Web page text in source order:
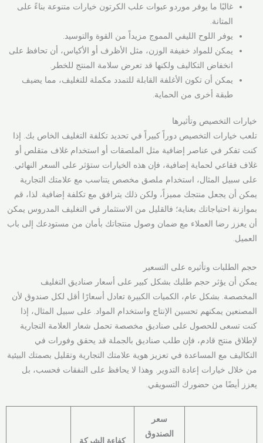
غالبًا ما يوفر موردو عبوات علب الكرتون خيارات متنوعة بناءً على
المتانة.
يوفر اللوح الليفي المموج مزيداً من القوة والتوسيد.
يمكن للمواد خفيفة الوزن، مثل الأظرف أو الأكياس، أن تحافظ على
انخفاض التكاليف ولكنها قد تعرض سلامة المنتج للخطر.
يمكن أن تكون الأغلفة القابلة للتمدد مكملة للتغليف، مما يضيف
طبقة أخرى من الحماية.
خيارات التخصيص وتأثيرها
تلعب خيارات التخصيص دوراً كبيراً في تحديد تكلفة التغليف الخاص بك. إذا
كنت تفكر في عناصر إضافية مثل الملصقات أو استخدام غلاف متقلص أو
غلاف فقاعي لحماية إضافية، فإن هذه الخيارات ستؤثر على السعر النهائي.
على سبيل المثال، استخدام ملصق مخصص يتناسب مع علامتك التجارية
يمكن أن يجعل منتجك مميزاً، ولكن ذلك يترافق مع تكلفة إضافية. لذا، قم
بموازنة احتياجاتك بعناية؛ فالقليل من الاستثمار في التغليف المدروس يمكن
أن يعزز رضا العملاء مع ضمان وصول منتجاتك بأمان من مستودعك إلى باب
العميل.
حجم الطلبات وتأثيره على التسعير
يمكن أن يؤثر حجم طلبك بشكل كبير على أسعار صناديق التغليف
المخصصة. بشكل عام، الكميات الكبيرة تعادل أسعارًا أقل لكل صندوق لأن
المصنعين يمكنهم تحسين الإنتاج واستخدام المواد. على سبيل المثال، إذا
كنت تسعى للحصول على صناديق مخصصة تحمل شعار العلامة التجارية
لإطلاق منتج قادم، فإن طلب صناديق بالجملة قد يحقق وفورات في
التكاليف مع المساعدة في تعزيز هوية علامتك التجارية وتقليل بصمتك البيئية
من خلال خيارات إعادة التدوير. وهذا لا يحافظ على النفقات فحسب، بل
يعزز أيضًا من حضورك التسويقي.
سعر
الصندوق
كفاءة الشركة